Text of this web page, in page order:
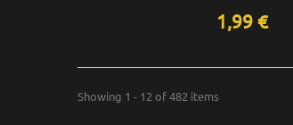
1,99 €
Showing 1 - 12 of 482 items